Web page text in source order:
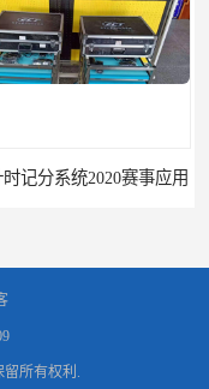
时系统赛事2020新研发
留所有权利.